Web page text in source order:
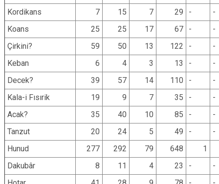
Kordikans
7 15 7 29 -
-
Koans
25 25 17 67 -
-
Çirkini?
59 50 13 122 -
-
Keban
6 4 3 13 -
-
Decek?
39 57 14 110 -
-
Kala-i Fısırik
19 9 7 35 -
-
Acak?
35 40 10 85 -
-
Tanzut
20 24 5 49 -
-
Hunud
277 292 79 648
1
Dakubâr
8 11 4 23 -
-